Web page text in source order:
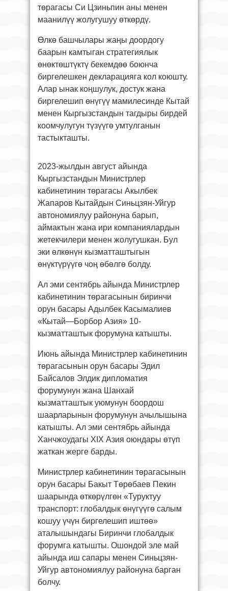
төрагасы Си Цзиньпин аны менен
маанилүү жолугушуу өткөрдү.
Өлкө башчылары жаңы доордогу
баарын камтыган стратегиялык
өнөктөштүктү бекемдөө боюнча
биргелешкен декларацияга кол коюшту.
Алар ынак коңшулук, достук жана
биргелешип өнүгүү мамилесинде Кытай
менен Кыргызстандын тагдыры бирдей
коомчулугун түзүүгө умтулганын
тастыкташты.
2023-жылдын август айында
Кыргызстандын Министрлер
кабинетинин төрагасы Акылбек
Жапаров Кытайдын Синьцзян-Уйгур
автономиялуу районуна барып,
аймактын жана ири компаниялардын
жетекчилери менен жолугушкан. Бул
эки өлкөнүн кызматташтыгын
өнүктүрүүгө чоң өбөлгө болду.
Ал эми сентябрь айында Министрлер
кабинетинин төрагасынын биринчи
орун басары Адылбек Касымалиев
«Кытай—Борбор Азия» 10-
кызматташтык форумуна катышты.
Июнь айында Министрлер кабинетинин
төрагасынын орун басары Эдил
Байсалов Элдик дипломатия
форумунун жана Шанхай
кызматташтык уюмунун боордош
шаарларынын форумунун ачылышына
катышты. Ал эми сентябрь айында
Ханчжоудагы XIX Азия оюндары өтүп
жаткан жерге барды.
Министрлер кабинетинин төрагасынын
орун басары Бакыт Төрөбаев Пекин
шаарында өткөрүлгөн «Туруктуу
транспорт: глобалдык өнүгүүгө салым
кошуу үчүн биргелешип иштөө»
аталышындагы Биринчи глобалдык
форумга катышты. Ошондой эле май
айында иш сапары менен Синьцзян-
Уйгур автономиялуу районуна барган
болчу.